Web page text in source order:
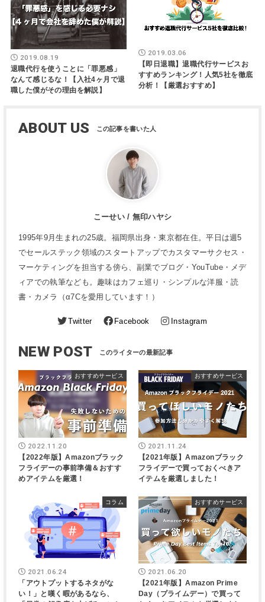
2019.08.19
退職代行を使うことに「罪悪感」
なんて感じるな！【入社4ヶ月で退
職した僕がその理由を解説】
2019.03.06
【即日退職】退職代行サービスお
すすめランキング！人気5社を徹底
分析！【厳選おすすめ】
ABOUT US
こーせい / 無印ハヤシ
1995年9月生まれの25歳。福岡県出身・東京都在住。平日は週5
でセールステック領域のスタートアップでカスタマーサクセス・
マーケティングを担当する傍ら、副業でブログ・YouTube・メデ
ィアでの執筆なども。趣味はカフェ巡り・シンプルな洋服・読
書・カメラ（α7Cを愛用しています！）
Twitter Facebook Instagram
NEW POST
おすすめサービス
2022.11.20
【2022年版】Amazonブラック
フライデーの事前準備＆おすす
めアイテムを厳選！
おすすめサービス
2021.11.24
【2021年版】Amazonブラック
フライデーで買っておくべきア
イテムを厳選しました！
コラム
2021.06.24
「アウトプットするネタがな
い！」と嘆く暇があるなら、
おすすめサービス
2021.06.20
【2021年版】Amazon Prime
Day（プライムデー）で買って